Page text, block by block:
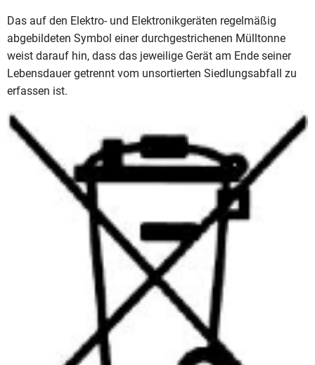
Das auf den Elektro- und Elektronikgeräten regelmäßig
abgebildeten Symbol einer durchgestrichenen Mülltonne
weist darauf hin, dass das jeweilige Gerät am Ende seiner
Lebensdauer getrennt vom unsortierten Siedlungsabfall zu
erfassen ist.